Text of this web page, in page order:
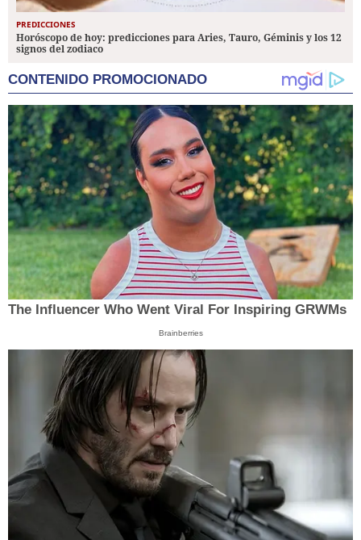
PREDICCIONES
Horóscopo de hoy: predicciones para Aries, Tauro, Géminis y los 12
signos del zodiaco
CONTENIDO PROMOCIONADO
The Influencer Who Went Viral For Inspiring GRWMs
Brainberries